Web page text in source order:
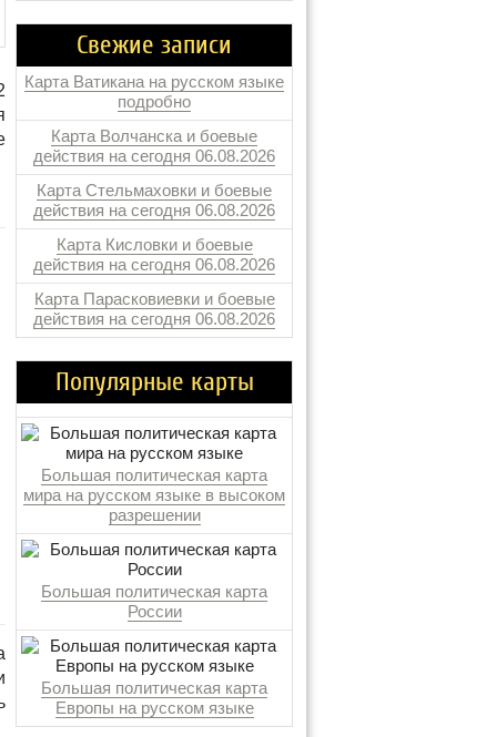
Свежие записи
Карта Ватикана на русском языке
подробно
Карта Волчанска и боевые
действия на сегодня 06.08.2026
Карта Стельмаховки и боевые
действия на сегодня 06.08.2026
Карта Кисловки и боевые
действия на сегодня 06.08.2026
Карта Парасковиевки и боевые
действия на сегодня 06.08.2026
Популярные карты
Большая политическая карта
мира на русском языке в высоком
разрешении
Большая политическая карта
России
Большая политическая карта
Европы на русском языке